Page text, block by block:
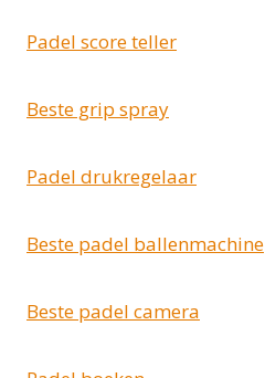
Padel score teller
Beste grip spray
Padel drukregelaar
Beste padel ballenmachine
Beste padel camera